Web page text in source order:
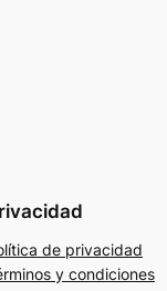
de privacidad
y condiciones